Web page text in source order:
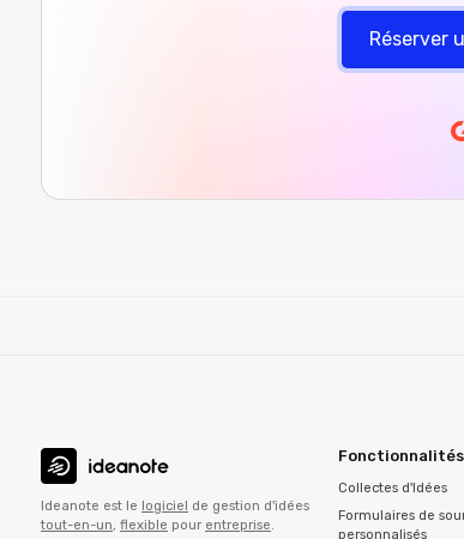
Réserver
Ideanote est le logiciel
de gestion d'idées
tout-en-un, flexible pour entreprise.
Fonctionnalités
Collectes d'Idées
Formulaires de
personnalisés